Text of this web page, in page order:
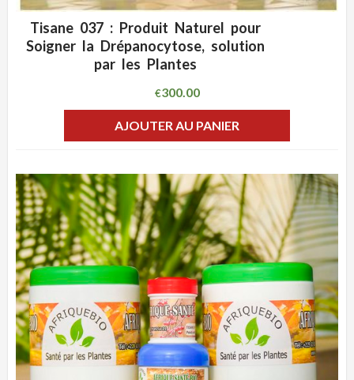
ADD WISHLIST
Tisane 037 : Produit Naturel pour
Soigner la Drépanocytose, solution
par les Plantes
€300.00
AJOUTER AU PANIER